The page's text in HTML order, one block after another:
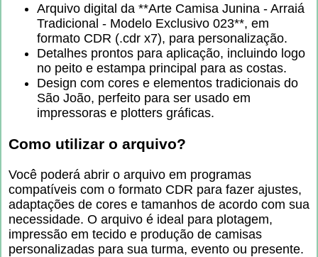
Arquivo digital da **Arte Camisa Junina - Arraiá
Tradicional - Modelo Exclusivo 023**, em
formato CDR (.cdr x7), para personalização.
Detalhes prontos para aplicação, incluindo logo
no peito e estampa principal para as costas.
Design com cores e elementos tradicionais do
São João, perfeito para ser usado em
impressoras e plotters gráficas.
Como utilizar o arquivo?
Você poderá abrir o arquivo em programas
compatíveis com o formato CDR para fazer ajustes,
adaptações de cores e tamanhos de acordo com sua
necessidade. O arquivo é ideal para plotagem,
impressão em tecido e produção de camisas
personalizadas para sua turma, evento ou presente.